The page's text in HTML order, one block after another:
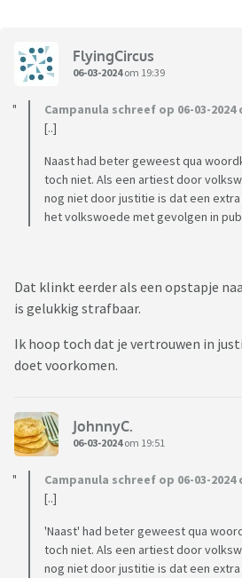
FlyingCircus
06-03-2024om 19:39
Campanula schreef op 06-03-2024
[..]
Naast had beter geweest qua
toch niet. Als een artiest door
nog niet door justitie is dat een
het volkswoede met gevolgen in
Dat klinkt eerder als een opstapje
is gelukkig strafbaar.
Ik hoop toch dat je vertrouwen in
doet voorkomen.
JohnnyC.
06-03-2024om 19:51
Campanula schreef op 06-03-2024
[..]
'Naast' had beter geweest qua
toch niet. Als een artiest door
nog niet door justitie is dat een